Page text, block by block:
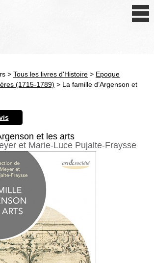
Antiquité
Révolution et XIXe siècle
XXe siècle
Autres civilisations
Thématiques
> Tous les livres d'Histoire > Epoque
(1715-1789) > La famille d’Argenson et
et les arts
et Marie-Luce Pujalte-Fraysse